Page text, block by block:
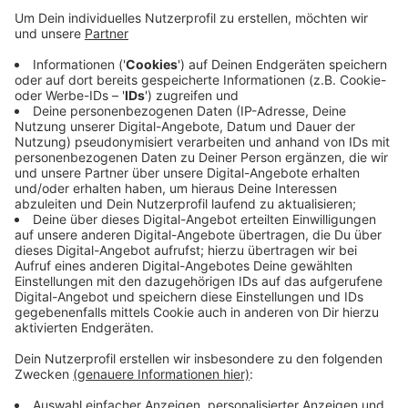
zum Strandurlaub in die Niederlande fahren,
würden die Menschen von dort gerne einen
Kurzurlaub mit tiefen Wäldern, romantischen
Bachtälern und historischen Ortskernen machen,
heißt es vom Tourismus- und Marketing-Verein
Bergisches Land. Erst vergangene Woche hatte es
in den Niederlanden eine großflächige
Werbekampagne mit einem Bild der Müngstener
Brücke gegeben (siehe Foto).
Veröffentlicht:Freitag, 24.02.2023 14:26
Anzeige